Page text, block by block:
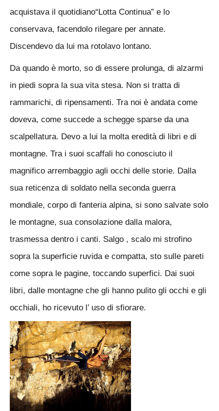
acquistava il quotidiano“Lotta Continua” e lo
conservava, facendolo rilegare per annate.
Discendevo da lui ma rotolavo lontano.
Da quando è morto, so di essere prolunga, di alzarmi
in piedi sopra la sua vita stesa. Non si tratta di
rammarichi, di ripensamenti. Tra noi è andata come
doveva, come succede a schegge sparse da una
scalpellatura. Devo a lui la molta eredità di libri e di
montagne. Tra i suoi scaffali ho conosciuto il
magnifico arrembaggio agli occhi delle storie. Dalla
sua reticenza di soldato nella seconda guerra
mondiale, corpo di fanteria alpina, si sono salvate solo
le montagne, sua consolazione dalla malora,
trasmessa dentro i canti. Salgo , scalo mi strofino
sopra la superficie ruvida e compatta, sto sulle pareti
come sopra le pagine, toccando superfici. Dai suoi
libri, dalle montagne che gli hanno pulito gli occhi e gli
occhiali, ho ricevuto l’ uso di sfiorare.